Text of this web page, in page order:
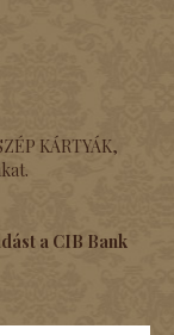
KÁRTYÁK,
a CIB Bank